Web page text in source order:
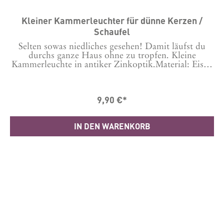
Kleiner Kammerleuchter für dünne Kerzen /
Schaufel
Selten sowas niedliches gesehen! Damit läufst du
durchs ganze Haus ohne zu tropfen. Kleine
Kammerleuchte in antiker Zinkoptik.Material: Eisen
9,90 €*
IN DEN WARENKORB